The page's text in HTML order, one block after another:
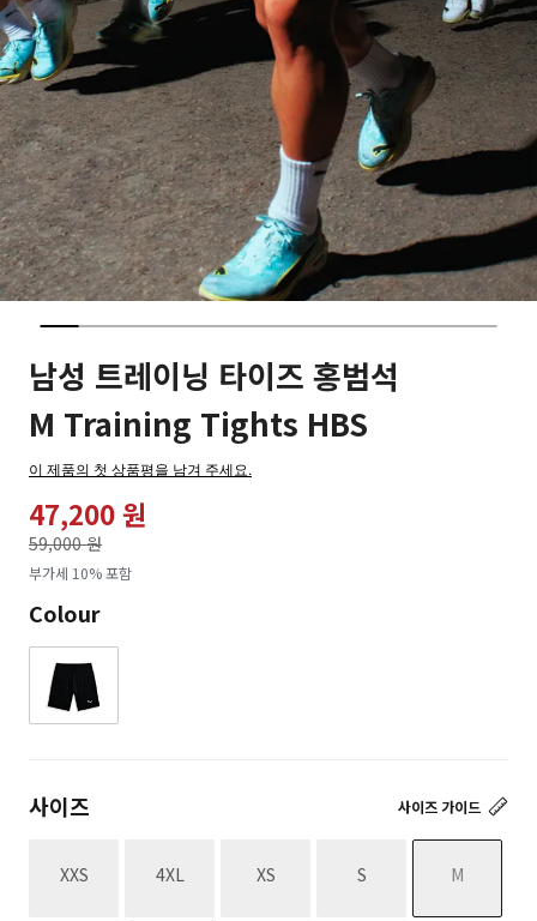
남성 트레이닝 타이즈 홍범석
M Training Tights HBS
이 제품의 첫 상품평을 남겨 주세요.
47,200 원
59,000 원
로
부가세 10% 포함
Colour
사이즈 가이드
사이즈
XXS재고없음 4XL XS재고없음 S재고없음 M